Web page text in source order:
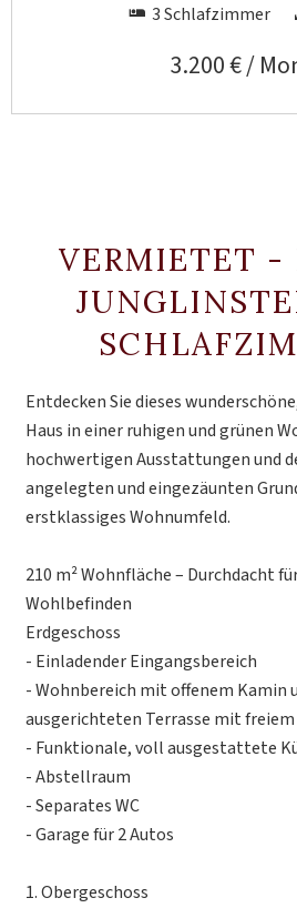
3 Schlafzimmer
3.200 € /
VERMIETET -
Entdecken Sie dieses
Haus in einer ruhigen und grünen
hochwertigen Ausstattungen und
angelegten und eingezäunten
erstklassiges Wohnumfeld.
210 m² Wohnfläche – Durchdacht
Wohlbefinden
Erdgeschoss
- Einladender Eingangsbereich
- Wohnbereich mit offenem Kamin
ausgerichteten Terrasse mit
- Funktionale, voll ausgestattete
- Abstellraum
- Separates WC
- Garage für 2 Autos
1. Obergeschoss